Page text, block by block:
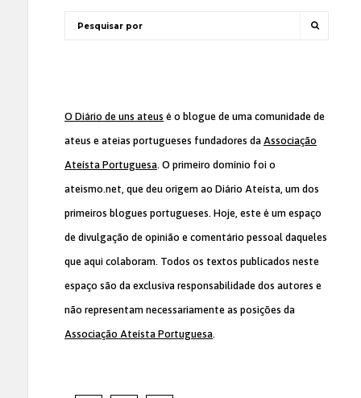
O Diário de uns ateus é o blogue de uma comunidade de
ateus e ateias portugueses fundadores da Associação
Ateísta Portuguesa. O primeiro domínio foi o
ateismo.net, que deu origem ao Diário Ateísta, um dos
primeiros blogues portugueses. Hoje, este é um espaço
de divulgação de opinião e comentário pessoal daqueles
que aqui colaboram. Todos os textos publicados neste
espaço são da exclusiva responsabilidade dos autores e
não representam necessariamente as posições da
Associação Ateísta Portuguesa.